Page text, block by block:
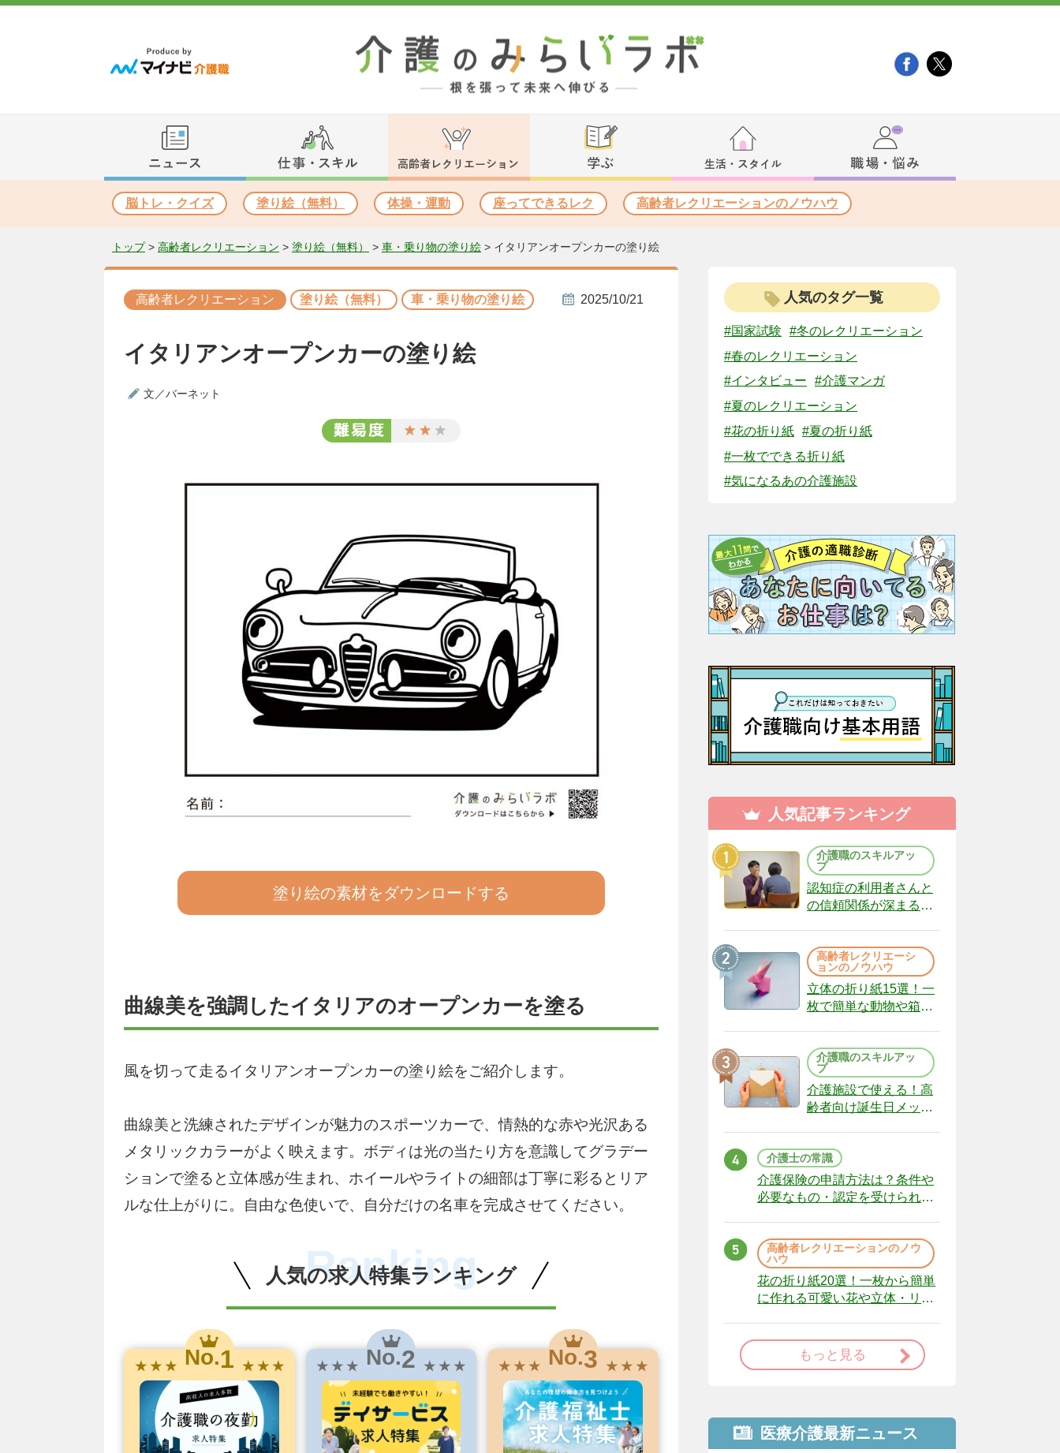
脳トレ・クイズ 塗り絵（無料） 体操・運動 座ってできるレク 高齢者レクリエーションのノウハウ
トップ> 高齢者レクリエーション > 塗り絵（無料） > 車・乗り物の塗り絵 > イタリアンオープンカーの塗り絵
高齢者レクリエーション 塗り絵（無料） 車・乗り物の塗り絵 2025/10/21
イタリアンオープンカーの塗り絵
文／バーネット
塗り絵の素材をダウンロードする
曲線美を強調したイタリアのオープンカーを塗る
風を切って走るイタリアンオープンカーの塗り絵をご紹介します。
曲線美と洗練されたデザインが魅力のスポーツカーで、情熱的な赤や光沢ある
メタリックカラーがよく映えます。ボディは光の当たり方を意識してグラデー
ションで塗ると立体感が生まれ、ホイールやライトの細部は丁寧に彩るとリア
ルな仕上がりに。自由な色使いで、自分だけの名車を完成させてください。
人気の求人特集ランキング
Ranking
★ ★ ★ No.1 ★ ★ ★ ★ ★ ★ No.2 ★ ★ ★ ★ ★ ★ No.3 ★ ★ ★
人気のタグ一覧
#国家試験
#冬のレクリエーション
#春のレクリエーション
#インタビュー
#介護マンガ
#夏のレクリエーション
#花の折り紙 #夏の折り紙
#一枚でできる折り紙
#気になるあの介護施設
人気記事ランキング
介護職のスキルアッ
プ
認知症の利用者さんと
の信頼関係が深まる声
（22）
高齢者レクリエーシ
ョンのノウハウ
立体の折り紙15選！一
枚で簡単な動物や箱、
介護職のスキルアッ
プ
介護施設で使える！高
齢者向け誕生日メッセ
介護士の常識
介護保険の申請方法は？条件や
必要なもの・認定を受けられな
高齢者レクリエーションのノウ
ハウ
花の折り紙20選！一枚から簡単
に作れる可愛い花や立体・リー
もっと見る
医療介護最新ニュース